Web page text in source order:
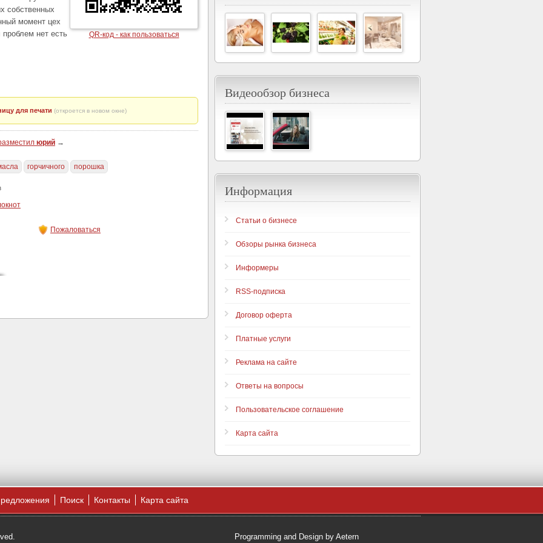
QR-код - как пользоваться
собственных
момент цех
нет есть
для печати (откроется в новом окне)
юрий →
горчичного порошка
Пожаловаться
Видеообзор бизнеса
Информация
Статьи о бизнесе
Обзоры рынка бизнеса
Информеры
RSS-подписка
Договор оферта
Платные услуги
Реклама на сайте
Ответы на вопросы
Пользовательское соглашение
Карта сайта
Поиск Контакты Карта сайта
Programming and Design by Aetern